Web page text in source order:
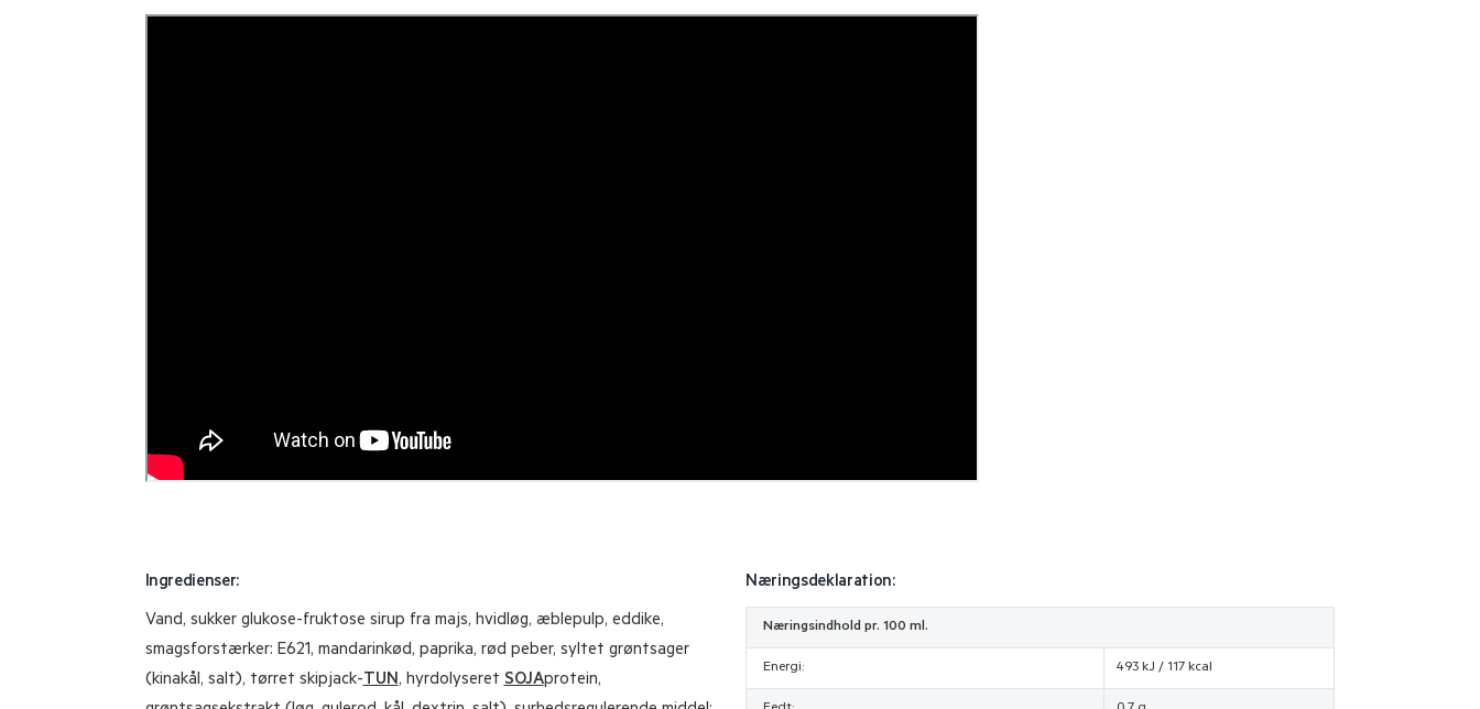
Ingredienser:
Vand, sukker glukose-fruktose sirup fra majs, hvidløg, æblepulp, eddike,
smagsforstærker: E621, mandarinkød, paprika, rød peber, syltet grøntsager
(kinakål, salt), tørret skipjack-TUN, hyrdolyseretSOJAprotein,
Næringsdeklaration:
Næringsindhold pr. 100 ml.
Energi: 493 kJ / 117 kcal